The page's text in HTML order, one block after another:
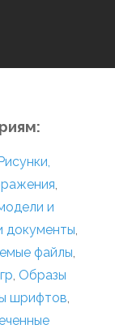
,
и
документы,
файлы,
, Образы
шрифтов,